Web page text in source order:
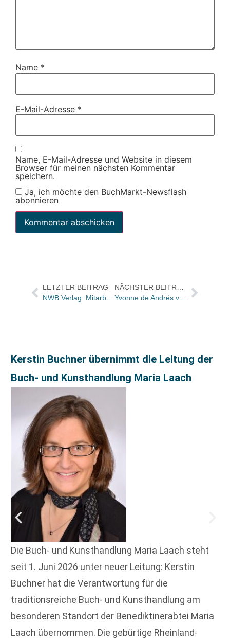
Name *
E-Mail-Adresse *
Name, E-Mail-Adresse und Website in diesem
Browser für meinen nächsten Kommentar
speichern.
Ja, ich möchte den BuchMarkt-Newsflash
abonnieren
LETZTER BEITRAG
NWB Verlag: Mitarbeiter backen für einen guten Zweck und spenden 1000 Euro an Herner Suppenküche
Kerstin Buchner übernimmt die Leitung der
Buch- und Kunsthandlung Maria Laach
Die Buch- und Kunsthandlung Maria Laach steht
seit 1. Juni 2026 unter neuer Leitung: Kerstin
Buchner hat die Verantwortung für die
traditionsreiche Buch- und Kunsthandlung am
besonderen Standort der Benediktinerabtei Maria
Laach übernommen. Die gebürtige Rheinland-